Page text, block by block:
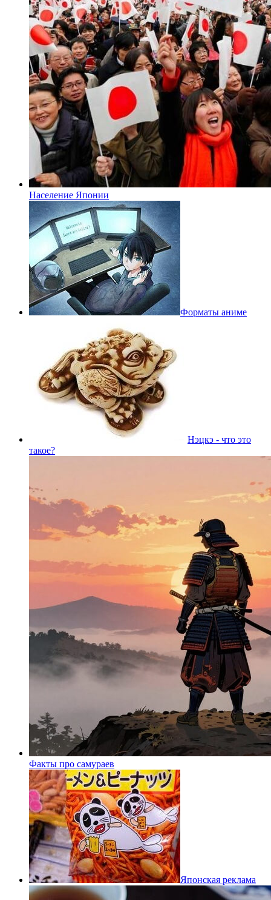
Население Японии
Форматы аниме
Нэцкэ - что это
такое?
Факты про самураев
Японская реклама